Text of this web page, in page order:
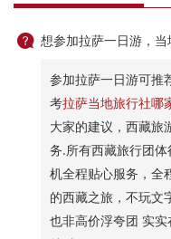
 想参加拉萨一日游，
参加拉萨一日游可推
考拉萨当地旅行社哪
大家的建议，西藏旅
务.所有西藏旅行团
机全程贴心服务，全
的西藏之旅，不玩文
也非高价浮夸团 实